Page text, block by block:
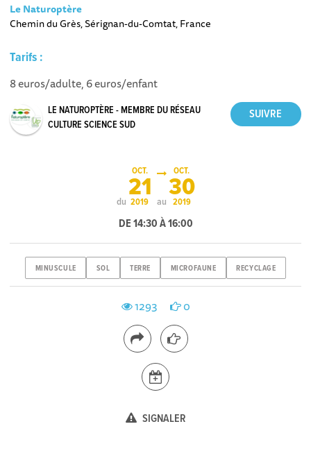
Le Naturoptère
Chemin du Grès, Sérignan-du-Comtat, France
Tarifs :
8 euros/adulte, 6 euros/enfant
LE NATUROPTÈRE - MEMBRE DU RÉSEAU
CULTURE SCIENCE SUD
du
OCT.
21
2019 au
OCT.
30
2019
DE 14:30 À 16:00
MINUSCULE SOL TERRE MICROFAUNE RECYCLAGE
1293 0
SIGNALER